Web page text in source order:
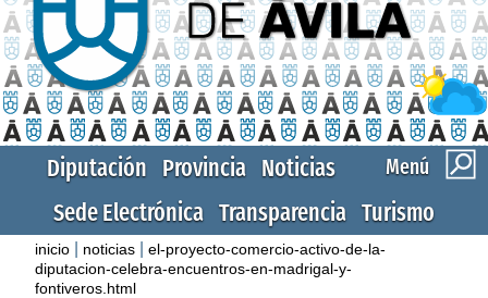
Menú
Diputación Provincia Noticias
Sede Electrónica Transparencia Turismo
inicio noticias |el-proyecto-comercio-activo-de-la-
diputacion-celebra-encuentros-en-madrigal-y-
fontiveros.html